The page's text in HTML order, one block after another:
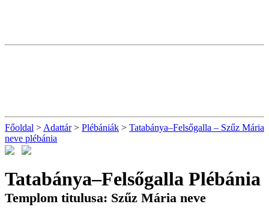
Főoldal > Adattár> Plébániák > Tatabánya–Felsőgalla – Szűz Mária
neve plébánia
Tatabánya–Felsőgalla Plébánia
Templom titulusa: Szűz Mária neve